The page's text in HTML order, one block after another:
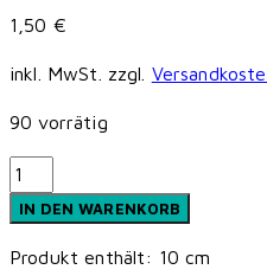
1,50 €
inkl. MwSt. zzgl.
90 vorrätig
Paintbrush
Studio
-
Painters
IN DEN WARENKORB
Produkt enthält: 10 cm